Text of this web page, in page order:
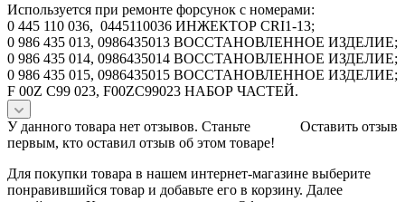
Используется при ремонте форсунок с номерами:
0 445 110 036, 0445110036 ИНЖЕКТОР CRI1-13;
0 986 435 013, 0986435013 ВОССТАНОВЛЕННОЕ ИЗДЕЛИЕ;
0 986 435 014, 0986435014 ВОССТАНОВЛЕННОЕ ИЗДЕЛИЕ;
0 986 435 015, 0986435015 ВОССТАНОВЛЕННОЕ ИЗДЕЛИЕ;
F 00Z C99 023, F00ZC99023 НАБОР ЧАСТЕЙ.
Оставить отзыв
У данного товара нет отзывов. Станьте
первым, кто оставил отзыв об этом товаре!
Для покупки товара в нашем интернет-магазине выберите
понравившийся товар и добавьте его в корзину. Далее